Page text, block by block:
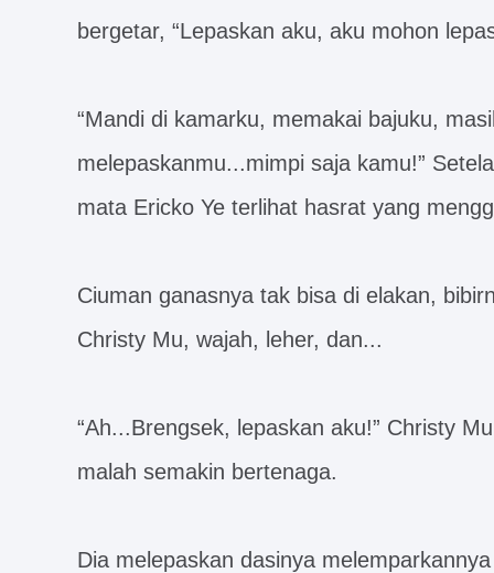
bergetar, “Lepaskan aku, aku mohon
“Mandi di kamarku, memakai bajuku,
melepaskanmu...mimpi saja kamu!”
mata Ericko Ye terlihat hasrat yang
Ciuman ganasnya tak bisa di elakan,
Christy Mu, wajah, leher, dan...
“Ah...Brengsek, lepaskan aku!” Christy
malah semakin bertenaga.
Dia melepaskan dasinya